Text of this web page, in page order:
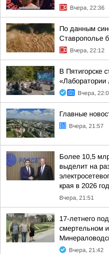
Вчера, 22:36
По данным
Ставрополье
Вчера, 22:12
В Пятигорске
«Лаборатории
Вчера,
Главные
Вчера, 21:57
Более 10,5
выделит на
края в 2026
Вчера, 21:51
17-летнего
смертельном
Вчера, 21:42